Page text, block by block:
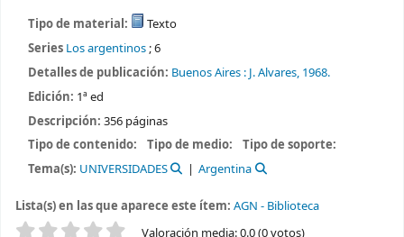
Tipo de material:
Texto
Series Los argentinos; 6
Detalles de publicación: Buenos Aires : J. Alvares, 1968.
Edición: 1ª ed
Descripción: 356 páginas
Tipo de contenido:
Tipo de medio:
Tipo de soporte:
Tema(s): UNIVERSIDADES Argentina
Lista(s) en las que aparece este ítem: AGN - Biblioteca
Valoración Valoración media: 0.0 (0 votos)